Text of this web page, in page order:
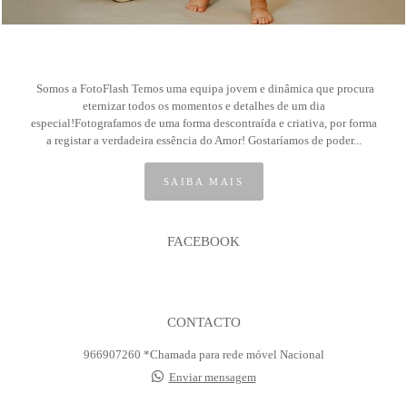
Somos a FotoFlash Temos uma equipa jovem e dinâmica que procura
eternizar todos os momentos e detalhes de um dia
especial!Fotografamos de uma forma descontraída e criativa, por forma
a registar a verdadeira essência do Amor! Gostaríamos de poder...
SAIBA MAIS
FACEBOOK
CONTACTO
966907260 *Chamada para rede móvel Nacional
Enviar mensagem